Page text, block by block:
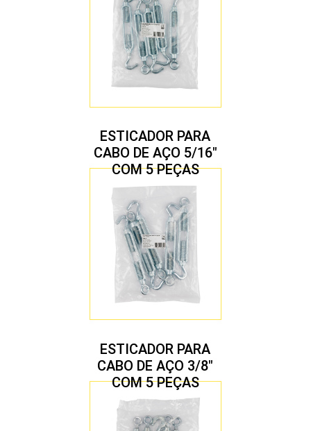
ESTICADOR PARA
CABO DE AÇO 5/16″
COM 5 PEÇAS
ESTICADOR PARA
CABO DE AÇO 3/8″
COM 5 PEÇAS